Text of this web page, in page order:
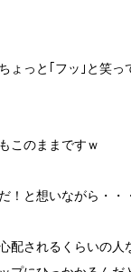
ょっと｢フッ｣と笑っ
このままですｗ
！と想いながら・・
配されるくらいの人